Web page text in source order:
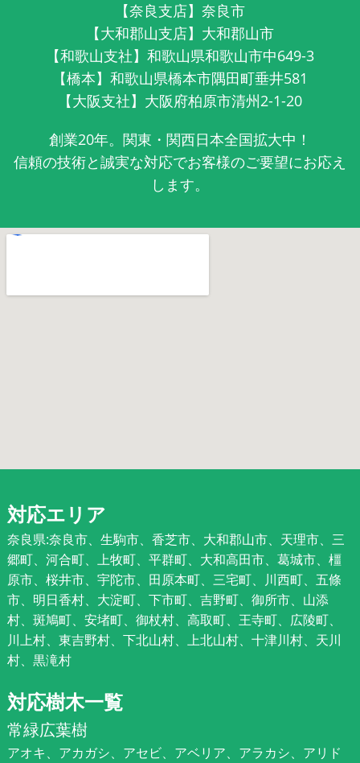
【奈良支店】奈良市
【大和郡山支店】大和郡山市
【和歌山支社】和歌山県和歌山市中649-3
【橋本】和歌山県橋本市隅田町垂井581
【大阪支社】大阪府柏原市清州2-1-20
創業20年。関東・関西日本全国拡大中！
信頼の技術と誠実な対応でお客様のご要望にお応え
します。
対応エリア
奈良県:奈良市、生駒市、香芝市、大和郡山市、天理市、三
郷町、河合町、上牧町、平群町、大和高田市、葛城市、橿
原市、桜井市、宇陀市、田原本町、三宅町、川西町、五條
市、明日香村、大淀町、下市町、吉野町、御所市、山添
村、斑鳩町、安堵町、御杖村、高取町、王寺町、広陵町、
川上村、東吉野村、下北山村、上北山村、十津川村、天川
村、黒滝村
対応樹木一覧
常緑広葉樹
アオキ、アカガシ、アセビ、アベリア、アラカシ、アリド